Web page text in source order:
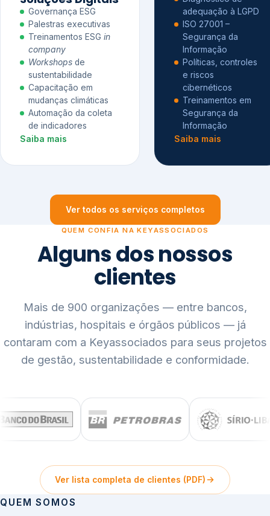
Governança ESG
Palestras executivas
Treinamentos ESG in
company
Workshops de
sustentabilidade
Capacitação em
mudanças climáticas
Automação da coleta
de indicadores
Saiba mais
adequação à LGPD
ISO 27001 –
Segurança da
Informação
Políticas, controles
e riscos
cibernéticos
Treinamentos em
Segurança da
Informação
Saiba mais
Ver todos os serviços completos
QUEM CONFIA NA KEYASSOCIADOS
Alguns dos nossos
clientes
Mais de 900 organizações — entre bancos,
indústrias, hospitais e órgãos públicos — já
contaram com a Keyassociados para seus projetos
de gestão, sustentabilidade e conformidade.
Ver lista completa de clientes (PDF)
QUEM SOMOS